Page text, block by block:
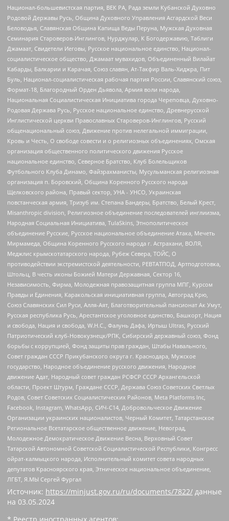
Национал-большевистская партия, ВЕК РА, Рада земли Кубанской Духовно
Родовой Державы Русь, Община Духовного Управления Асгардской Веси
Беловодья, Славянская Община Капища Веды Перуна, Мужская Духовная
Семинария Староверов-Инглингов, Нурджулар, К Богодержавию, Таблиги
Джамаат, Свидетели Иеговы, Русское национальное единство, Национал-
социалистическое общество, Джамаат мувахидов, Объединенный Вилайат
Кабарды, Балкарии и Карачая, Союз славян, Ат-Такфир Валь-Хиджра, Пит
Буль, Национал-социалистическая рабочая партия России, Славянский союз,
Формат-18, Благородный Орден Дьявола, Армия воли народа,
Национальная Социалистическая Инициатива города Череповца, Духовно-
Родовая Держава Русь, Русское национальное единство, Древнерусской
Инглистической церкви Православных Староверов-Инглингов, Русский
общенациональный союз, Движение против нелегальной иммиграции,
Кровь и Честь, О свободе совести и о религиозных объединениях, Омская
организация общественного политического движения Русское
национальное единство, Северное Братство, Клуб Болельщиков
Футбольного Клуба Динамо, Файзрахманисты, Мусульманская религиозная
организация п. Боровский, Община Коренного Русского народа
Щелковского района, Правый сектор, УНА - УНСО, Украинская
повстанческая армия, Тризуб им. Степана Бандеры, Братство, Белый Крест,
Misanthropic division, Религиозное объединение последователей инглиизма,
Народная Социальная Инициатива, TulaSkins, Этнополитическое
объединение Русские, Русское национальное объединение Атака, Мечеть
Мирмамеда, Община Коренного Русского народа г. Астрахани, ВОЛЯ,
Меджлис крымскотатарского народа, Рубеж Севера, ТОЙС, О
противодействии экстремистской деятельности, РЕВТАТПОД, Артподготовка,
Штольц, В честь иконы Божией Матери Державная, Сектор 16,
Независимость, Фирма, Молодежная правозащитная группа МПГ, Курсом
Правды и Единения, Каракольская инициативная группа, Автоград Крю,
Союз Славянских Сил Руси, Алля-Аят, Благотворительный пансионат Ак Умут,
Русская республика Русь, Арестантское уголовное единство, Башкорт, Нация
и свобода, Нация и свобода, W.H.С., Фалунь Дафа, Иртыш Ultras, Русский
Патриотический клуб-Новокузнецк/РПК, Сибирский державный союз, Фонд
борьбы с коррупцией, Фонд защиты прав граждан, Штабы Навального,
Совет граждан СССР Прикубанского округа г. Краснодара, Мужское
государство, Народное объединение русского движения, Народное
движение Адат, Народный совет граждан РСФСР СССР Архангельской
области, Проект Штурм, Граждане СССР, Держава Союз Советских Светлых
Родов, Совет Советских Социалистических Районов, Meta Platforms Inc,
Facebook, Instagram, WhatsApp, СИЧ-С14, Добровольческое Движение
Организации украинских националистов, Черный Комитет, Татарстанское
Региональное Всетатарское общественное движение, Невоград,
Молодежное Демократическое Движение Весна, Верховный Совет
Татарской Автономной Советской Социалистической Республики, Конгресс
ойрат-калмыцкого народа, Исполнительный комитет совета народных
депутатов Красноярского края, Этническое национальное объединение,
ЛГБТ, Я.МЫ Сергей Фургал
Источник: https://minjust.gov.ru/ru/documents/7822/ данные
на 03.05.2024